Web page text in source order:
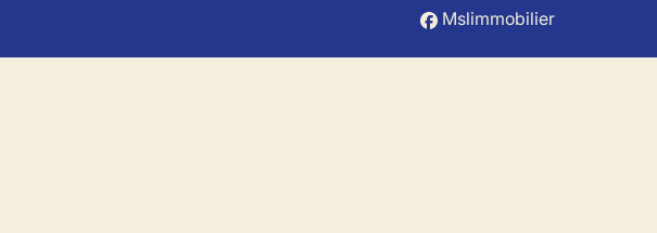
Mslimmobilier